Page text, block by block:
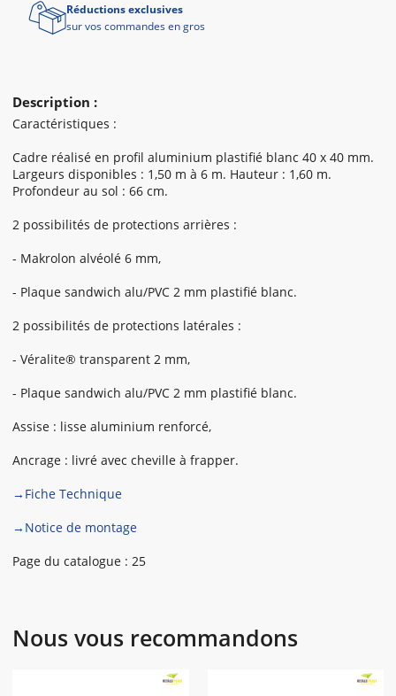
Description :
Caractéristiques :
Cadre réalisé en profil aluminium plastifié blanc 40 x 40 mm.
Largeurs disponibles : 1,50 m à 6 m. Hauteur : 1,60 m.
Profondeur au sol : 66 cm.
2 possibilités de protections arrières :
- Makrolon alvéolé 6 mm,
- Plaque sandwich alu/PVC 2 mm plastifié blanc.
2 possibilités de protections latérales :
- Véralite® transparent 2 mm,
- Plaque sandwich alu/PVC 2 mm plastifié blanc.
Assise : lisse aluminium renforcé,
Ancrage : livré avec cheville à frapper.
→Fiche Technique
→Notice de montage
Page du catalogue : 25
Réductions exclusives
sur vos commandes en gros
Nous vous recommandons